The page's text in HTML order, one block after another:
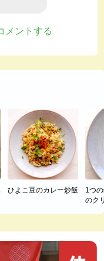
メントする
ひよこ豆のカレー炒飯
1つ
のク